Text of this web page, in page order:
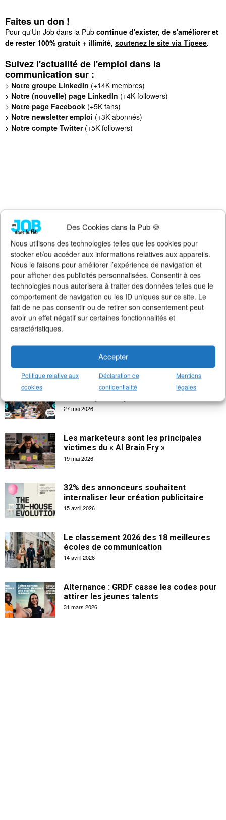
Des Cookies dans la Pub 🍪
Nous utilisons des technologies telles que les cookies pour
stocker et/ou accéder aux informations relatives aux appareils.
Nous le faisons pour améliorer l’expérience de navigation et
pour afficher des publicités personnalisées. Consentir à ces
technologies nous autorisera à traiter des données telles que le
comportement de navigation ou les ID uniques sur ce site. Le
fait de ne pas consentir ou de retirer son consentement peut
avoir un effet négatif sur certaines fonctionnalités et
caractéristiques.
Accepter
Politique relative aux
cookies
Déclaration de
confidentialité
Mentions
légales
Faites un don !
Pour qu'Un Job dans la Pub continue d'exister, de s'améliorer et
de rester 100% gratuit + illimité, soutenez le site via Tipeee.
Suivez l'actualité de l'emploi dans la
communication sur :
> Notre groupe LinkedIn (+14K membres)
> Notre (nouvelle) page LinkedIn (+4K followers)
> Notre page Facebook (+5K fans)
> Notre newsletter emploi (+3K abonnés)
> Notre compte Twitter(+5K followers)
La créativité apporte 102 milliards € à
l’économie française
18 juin 2026
publicité
« Ça fait sens » : 15 expressions de
27 mai 2026
Les marketeurs sont les principales
victimes du « AI Brain Fry »
19 mai 2026
32% des annonceurs souhaitent
internaliser leur création publicitaire
15 avril 2026
Le classement 2026 des 18 meilleures
écoles de communication
14 avril 2026
Alternance : GRDF casse les codes pour
attirer les jeunes talents
31 mars 2026